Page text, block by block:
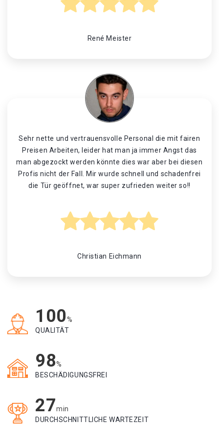
René Meister
Sehr nette und vertrauensvolle Personal die mit fairen
Preisen Arbeiten, leider hat man ja immer Angst das
man abgezockt werden könnte dies war aber bei diesen
Profis nicht der Fall. Mir wurde schnell und schadenfrei
die Tür geöffnet, war super zufrieden weiter so!!
Christian Eichmann
100%
QUALITÄT
98%
BESCHÄDIGUNGSFREI
27min
DURCHSCHNITTLICHE WARTEZEIT